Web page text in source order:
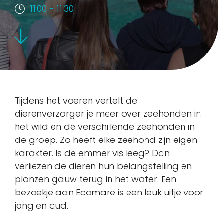
11:00 - 11:30
Tijdens het voeren vertelt de
dierenverzorger je meer over zeehonden in
het wild en de verschillende zeehonden in
de groep. Zo heeft elke zeehond zijn eigen
karakter. Is de emmer vis leeg? Dan
verliezen de dieren hun belangstelling en
plonzen gauw terug in het water. Een
bezoekje aan Ecomare is een leuk uitje voor
jong en oud.